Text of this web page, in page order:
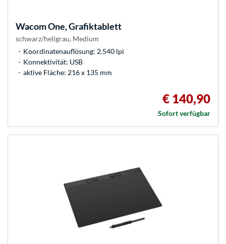
WacomOne, Grafiktablett
schwarz/hellgrau, Medium
Koordinatenauflösung: 2.540 lpi
Konnektivität: USB
aktive Fläche: 216 x 135 mm
€ 140,90
Sofort verfügbar